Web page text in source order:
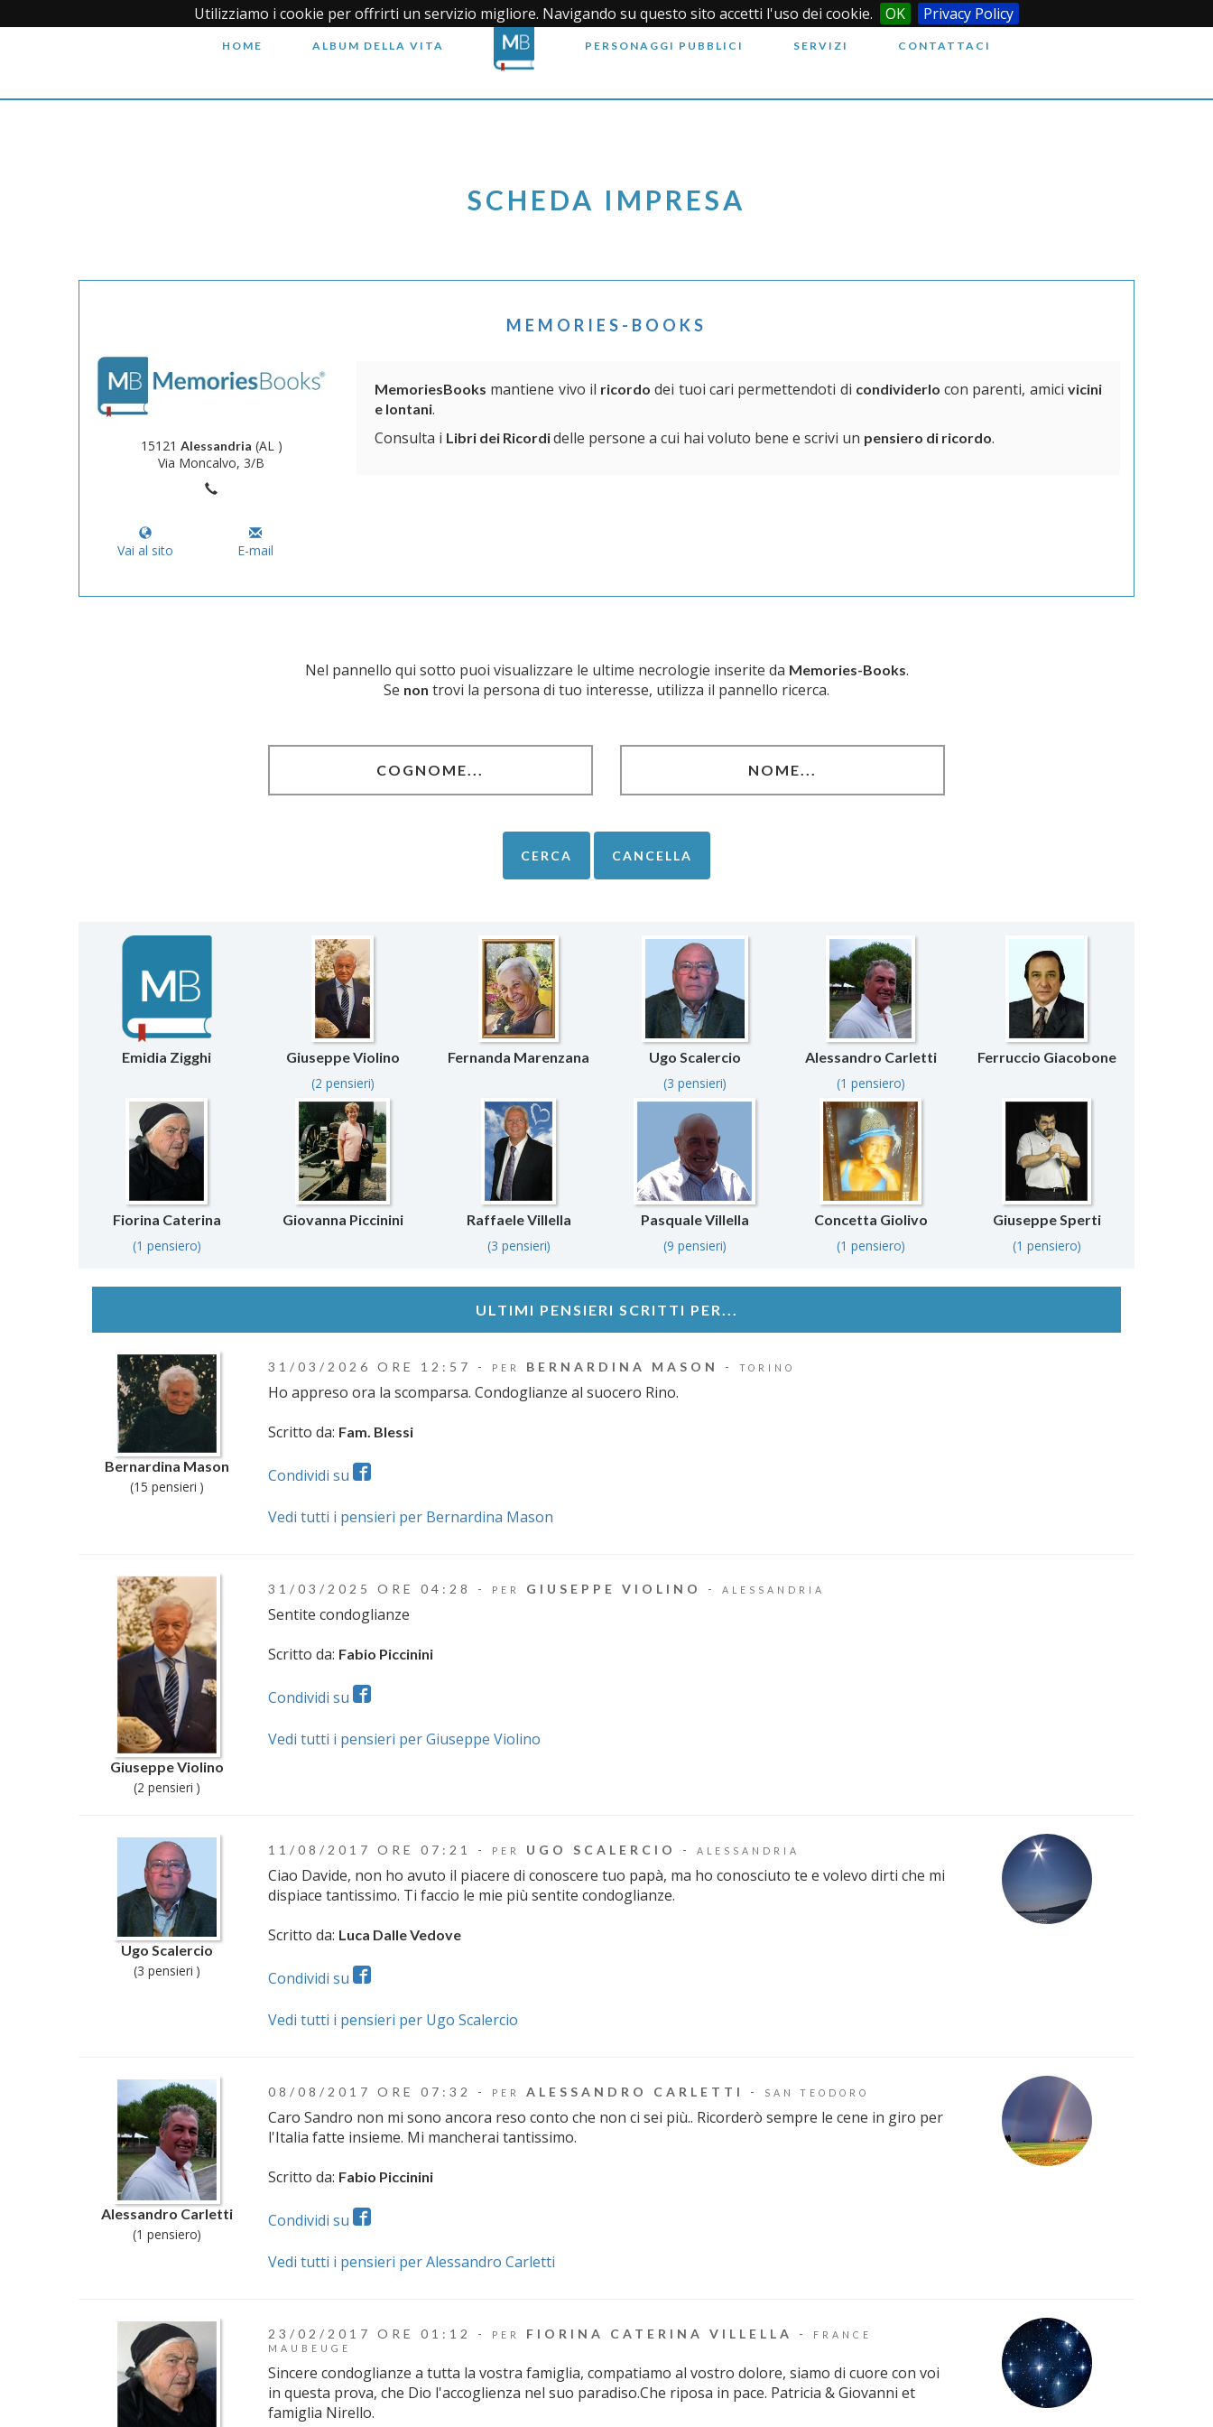
Utilizziamo i cookie per offrirti un servizio migliore. Navigando su questo sito accetti l'uso dei cookie. OK Privacy Policy
HOME ALBUM DELLA VITA PERSONAGGI PUBBLICI SERVIZI CONTATTACI
SCHEDA IMPRESA
MEMORIES-BOOKS
15121 Alessandria (AL )
Via Moncalvo, 3/B
Vai al sito E-mail
MemoriesBooks mantiene vivo il ricordo dei tuoi cari permettendoti di condividerlo con parenti, amicivicini
e lontani.
Consulta i Libri dei Ricordidelle persone a cui hai voluto bene e scrivi un pensiero di ricordo.
Nel pannello qui sotto puoi visualizzare le ultime necrologie inserite da Memories-Books.
Se non trovi la persona di tuo interesse, utilizza il pannello ricerca.
Emidia Zigghi
Giuseppe Violino
(2 pensieri)
Fernanda Marenzana
Ugo Scalercio
(3 pensieri)
Alessandro Carletti
(1 pensiero)
Ferruccio Giacobone
Fiorina Caterina
(1 pensiero)
Giovanna Piccinini
Raffaele Villella
(3 pensieri)
Pasquale Villella
(9 pensieri)
Concetta Giolivo
(1 pensiero)
Giuseppe Sperti
(1 pensiero)
ULTIMI PENSIERI SCRITTI PER...
Bernardina Mason
(15 pensieri )
31/03/2026 ORE 12:57 - PER BERNARDINA MASON - TORINO
Ho appreso ora la scomparsa. Condoglianze al suocero Rino.
Scritto da: Fam. Blessi
Condividi su
Vedi tutti i pensieri per Bernardina Mason
Giuseppe Violino
(2 pensieri )
31/03/2025 ORE 04:28 - PER GIUSEPPE VIOLINO - ALESSANDRIA
Sentite condoglianze
Scritto da: Fabio Piccinini
Condividi su
Vedi tutti i pensieri per Giuseppe Violino
Ugo Scalercio
(3 pensieri )
11/08/2017 ORE 07:21 - PER UGO SCALERCIO - ALESSANDRIA
Ciao Davide, non ho avuto il piacere di conoscere tuo papà, ma ho conosciuto te e volevo dirti che mi
dispiace tantissimo. Ti faccio le mie più sentite condoglianze.
Scritto da: Luca Dalle Vedove
Condividi su
Vedi tutti i pensieri per Ugo Scalercio
Alessandro Carletti
(1 pensiero)
08/08/2017 ORE 07:32 - PER ALESSANDRO CARLETTI - SAN TEODORO
Caro Sandro non mi sono ancora reso conto che non ci sei più.. Ricorderò sempre le cene in giro per
l'Italia fatte insieme. Mi mancherai tantissimo.
Scritto da: Fabio Piccinini
Condividi su
Vedi tutti i pensieri per Alessandro Carletti
23/02/2017 ORE 01:12 - PER FIORINA CATERINA VILLELLA -
FRANCE
MAUBEUGE
Sincere condoglianze a tutta la vostra famiglia, compatiamo al vostro dolore, siamo di cuore con voi
in questa prova, che Dio l'accoglienza nel suo paradiso.Che riposa in pace. Patricia & Giovanni et
famiglia Nirello.